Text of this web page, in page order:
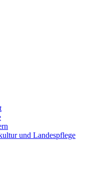
und Landespflege